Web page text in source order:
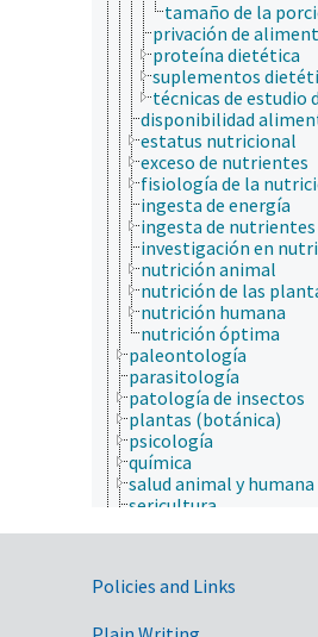
tamaño de la
privación de
proteína dietética
suplementos
técnicas de estudio
disponibilidad
estatus nutricional
exceso de nutrientes
fisiología de la
ingesta de energía
ingesta de nutrientes
investigación en
nutrición animal
nutrición de las
nutrición humana
nutrición óptima
paleontología
parasitología
patología de insectos
plantas (botánica)
psicología
química
salud animal y humana
sericultura
economía, comercio,
Government
Policies and Links